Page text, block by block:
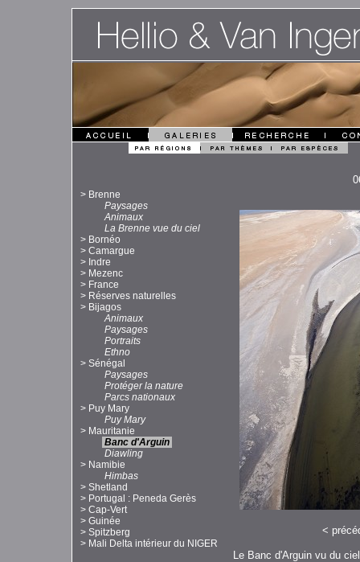
> Brenne
Paysages
Animaux
La Brenne vue du ciel
> Bornéo
> Camargue
> Indre
> Mezenc
> France
> Réserves naturelles
> Bijagos
Animaux
Paysages
Portraits
Ethno
> Sénégal
Paysages
Protéger la nature
Parcs nationaux
> Puy Mary
Puy Mary
> Mauritanie
Banc d'Arguin
Diawling
> Namibie
Himbas
> Shetland
> Portugal : Peneda Gerès
> Cap-Vert
> Guinée
> Spitzberg
> Mali Delta intérieur du NIGER
<
Le Banc d'Arguin vu du